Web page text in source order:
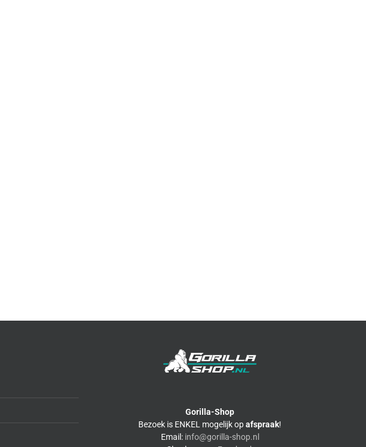
Gorilla-Shop
Bezoek is ENKEL mogelijk opafspraak!
Email: info@gorilla-shop.nl